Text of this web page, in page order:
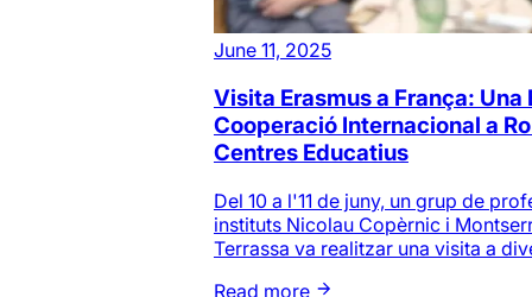
June 11, 2025
Visita Erasmus a França:
Cooperació Internacional a
Centres Educatius
Del 10 a l'11 de juny, un grup de
instituts Nicolau Copèrnic i
Terrassa va realitzar una visita a
Read more